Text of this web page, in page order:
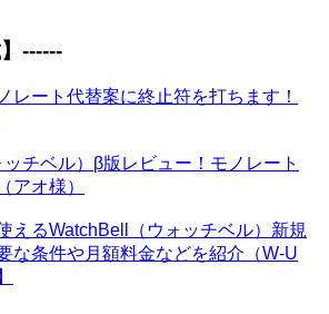
------
レート代替案に終止符を打ちます！
チベル）β版レビュー！モノレート
アオ様）
えるWatchBell（ウォッチベル）新規
な条件や月額料金などを紹介（W-U